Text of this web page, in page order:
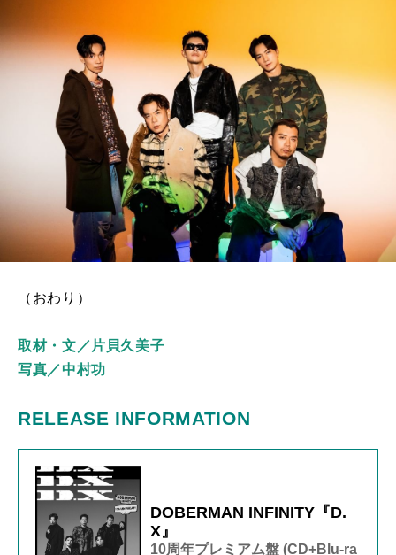
（おわり）
取材・文／ 片貝久美子
写真／中村功
RELEASE INFORMATION
DOBERMAN INFINITY『D.
X』
10周年プレミアム盤 (CD+Blu-ra